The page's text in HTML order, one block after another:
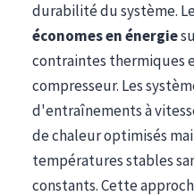
durabilité du système.
économes en énergie
contraintes thermiques
compresseur. Les
d'entraînements à
de chaleur optimisés
températures stables
constants. Cette